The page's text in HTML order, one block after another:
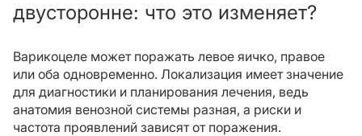
двусторонне: что это изменяет?
Варикоцеле может поражать левое яичко, правое
или оба одновременно. Локализация имеет значение
для диагностики и планирования лечения, ведь
анатомия венозной системы разная, а риски и
частота проявлений зависят от поражения.